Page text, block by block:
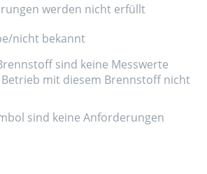
werden nicht erfüllt
nicht bekannt
sind keine Messwerte
mit diesem Brennstoff nicht
sind keine Anforderungen